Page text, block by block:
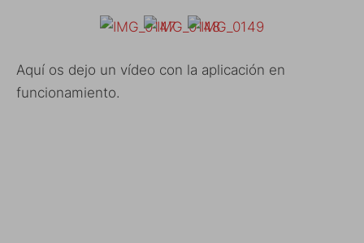
Aquí os dejo un vídeo con la aplicación en
funcionamiento.